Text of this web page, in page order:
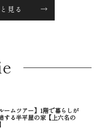
見る
ームツアー】1階で暮らしが
する半平屋の家【上六名の